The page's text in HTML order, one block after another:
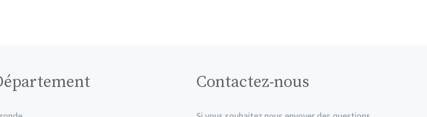
Contactez-nous